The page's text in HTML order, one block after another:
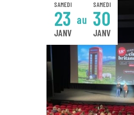
SAMEDI
23
JANV
au
SAMEDI
30
JANV